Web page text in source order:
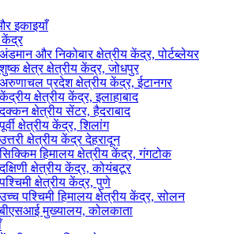
इकाइयाँ
केंद्र
अंडमान और निकोबार क्षेत्रीय केंद्र, पोर्टब्लेयर
शुष्क क्षेत्र क्षेत्रीय केंद्र, जोधपुर
अरुणाचल प्रदेश क्षेत्रीय केंद्र, ईटानगर
केंद्रीय क्षेत्रीय केंद्र, इलाहाबाद
दक्कन क्षेत्रीय सेंटर, हैदराबाद
पूर्वी क्षेत्रीय केंद्र, शिलांग
उत्तरी क्षेत्रीय केंद्र देहरादून
सिक्किम हिमालय क्षेत्रीय केंद्र, गंगटोक
दक्षिणी क्षेत्रीय केंद्र, कोयंबटूर
पश्चिमी क्षेत्रीय केंद्र, पुणे
उच्च पश्चिमी हिमालय क्षेत्रीय केंद्र, सोलन
बीएसआई मुख्यालय, कोलकाता